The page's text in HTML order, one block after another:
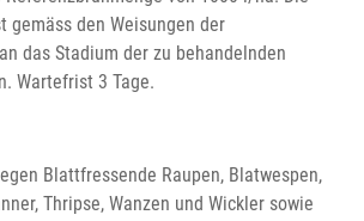
gemäss den Weisungen der
das Stadium der zu behandelnden
Wartefrist 3 Tage.
Blattfressende Raupen, Blatwespen,
Thripse, Wanzen und Wickler sowie